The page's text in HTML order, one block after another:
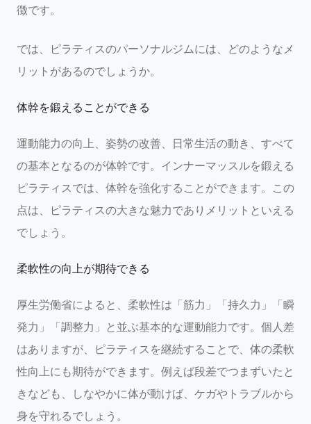
徴です。
では、ピラティスのパーソナルジムには、どのようなメ
リットがあるのでしょうか。
体幹を鍛えることができる
運動能力の向上、姿勢の改善、日常生活の動き、すべて
の基本となるのが体幹です。インナーマッスルを鍛える
ピラティスでは、体幹を強化することができます。この
点は、ピラティスの大きな魅力でありメリットといえる
でしょう。
柔軟性の向上が期待できる
厚生労働省によると、柔軟性は「筋力」「持久力」「瞬
発力」「調整力」と並ぶ基本的な運動能力です。個人差
はありますが、ピラティスを継続することで、体の柔軟
性向上にも期待ができます。例えば段差でつまずいたと
きなども、しなやかに体が動けば、ケガやトラブルから
身を守れるでしょう。